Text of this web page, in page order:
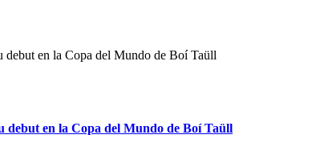
debut en la Copa del Mundo de Boí Taüll